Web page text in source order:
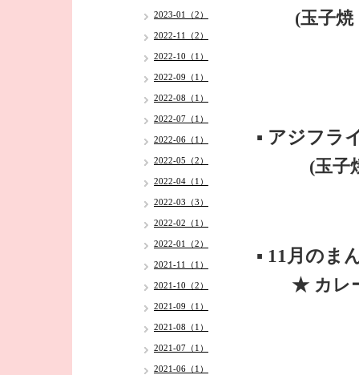
(玉子焼
▪️ アジフラ
(玉子焼
▪️ 11月のま
★ カレー
2023-01（2）
2022-11（2）
2022-10（1）
2022-09（1）
2022-08（1）
2022-07（1）
2022-06（1）
2022-05（2）
2022-04（1）
2022-03（3）
2022-02（1）
2022-01（2）
2021-11（1）
2021-10（2）
2021-09（1）
2021-08（1）
2021-07（1）
2021-06（1）